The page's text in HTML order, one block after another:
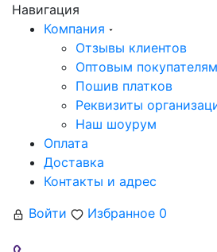
Навигация
Компания
Отзывы клиентов
Оптовым покупателям
Пошив платков
Реквизиты организации
Наш шоурум
Оплата
Доставка
Контакты и адрес
Войти
Избранное 0